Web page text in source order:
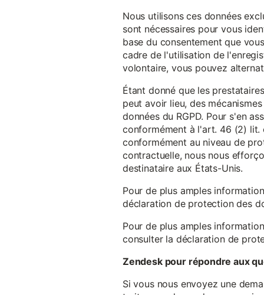
Nous utilisons ces données
sont nécessaires pour vous
base du consentement que
cadre de l'utilisation de
volontaire, vous pouvez
Étant donné que les
peut avoir lieu, des
données du RGPD. Pour s'en
conformément à l'art. 46 (2) lit.
conformément au niveau de
contractuelle, nous nous
destinataire aux États-Unis.
Pour de plus amples
déclaration de protection des
Pour de plus amples
consulter la déclaration de
Zendesk pour répondre aux
Si vous nous envoyez une